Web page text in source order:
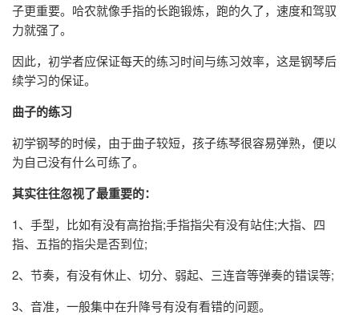
子更重要。哈农就像手指的长跑锻炼，跑的久了，速度和驾驭
力就强了。
因此，初学者应保证每天的练习时间与练习效率，这是钢琴后
续学习的保证。
曲子的练习
初学钢琴的时候，由于曲子较短，孩子练琴很容易弹熟，便以
为自己没有什么可练了。
其实往往忽视了最重要的：
1、手型，比如有没有高抬指;手指指尖有没有站住;大指、四
指、五指的指尖是否到位;
2、节奏，有没有休止、切分、弱起、三连音等弹奏的错误等;
3、音准，一般集中在升降号有没有看错的问题。